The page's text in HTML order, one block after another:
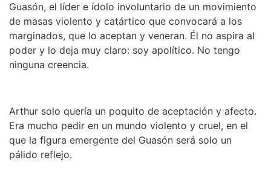
Guasón, el líder e ídolo involuntario de un movimiento
de masas violento y catártico que convocará a los
marginados, que lo aceptan y veneran. Él no aspira al
poder y lo deja muy claro: soy apolítico. No tengo
ninguna creencia.
Arthur solo quería un poquito de aceptación y afecto.
Era mucho pedir en un mundo violento y cruel, en el
que la figura emergente del Guasón será solo un
pálido reflejo.